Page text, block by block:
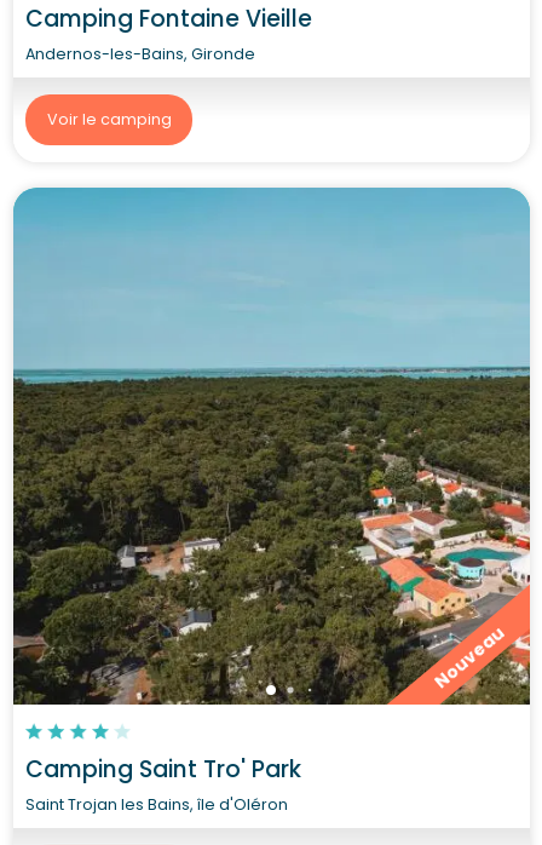
Camping Fontaine Vieille
Andernos-les-Bains, Gironde
Voir le camping
Nouveau
Camping Saint Tro' Park
Saint Trojan les Bains, île d'Oléron